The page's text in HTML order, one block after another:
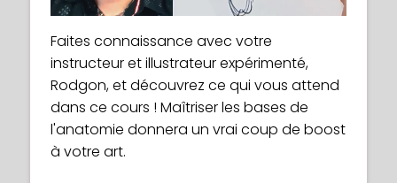
Faites connaissance avec votre
instructeur et illustrateur expérimenté,
Rodgon, et découvrez ce qui vous attend
dans ce cours ! Maîtriser les bases de
l'anatomie donnera un vrai coup de boost
à votre art.